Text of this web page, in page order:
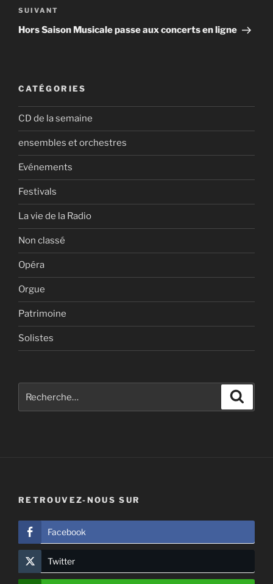
Article
suivant
SUIVANT
Hors Saison Musicale passe aux concerts en ligne
CATÉGORIES
CD de la semaine
ensembles et orchestres
Evénements
Festivals
La vie de la Radio
Non classé
Opéra
Orgue
Patrimoine
Solistes
pour
RETROUVEZ-NOUS SUR
Facebook
Twitter